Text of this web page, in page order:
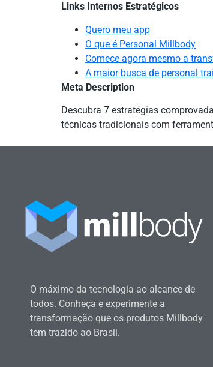
Links Internos Estratégicos
Quero meu app
O que é Personal Millbody
Comece agora mesmo a
A maior busca de personal
Meta Description
Descubra 7 estratégias
técnicas tradicionais com
O máximo da tecnologia ao alcance de
todos. Conheça e experimente a
transformação que os produtos Millbody
tem trazido ao Brasil.